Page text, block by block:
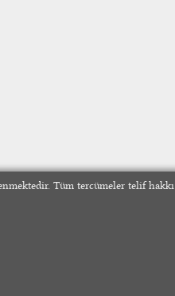
Tüm tercümeler telif hakkı